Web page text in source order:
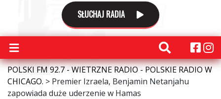
SŁUCHAJ RADIA
POLSKI FM 92.7 - WIETRZNE RADIO - POLSKIE RADIO W
CHICAGO. > Premier Izraela, Benjamin Netanjahu
zapowiada duże uderzenie w Hamas